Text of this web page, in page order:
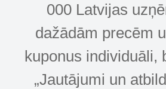
000 Latvijas
dažādām precēm
kuponus individuāli,
„Jautājumi un